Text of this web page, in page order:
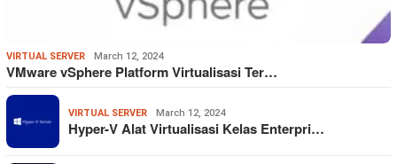
VIRTUAL SERVER March 12, 2024
VMware vSphere Platform Virtualisasi Ter…
VIRTUAL SERVER March 12, 2024
Hyper-V Alat Virtualisasi Kelas Enterpri…